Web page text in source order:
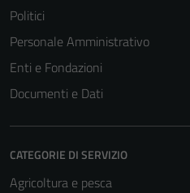
Politici
Personale Amministrativo
Enti e Fondazioni
Documenti e Dati
CATEGORIE DI SERVIZIO
Agricoltura e pesca